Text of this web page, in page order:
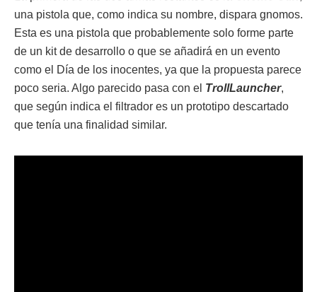
una pistola que, como indica su nombre, dispara gnomos.
Esta es una pistola que probablemente solo forme parte
de un kit de desarrollo o que se añadirá en un evento
como el Día de los inocentes, ya que la propuesta parece
poco seria. Algo parecido pasa con el TrollLauncher,
que según indica el filtrador es un prototipo descartado
que tenía una finalidad similar.